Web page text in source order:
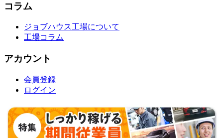
コラム
ジョブハウス工場について
工場コラム
アカウント
会員登録
ログイン